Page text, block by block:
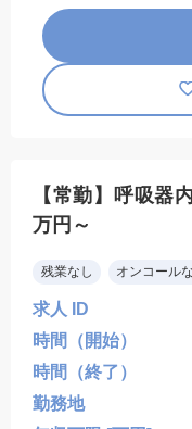
【常勤】呼吸器
万円～
残業なし オンコール
求人 ID
時間（開始）
時間（終了）
勤務地